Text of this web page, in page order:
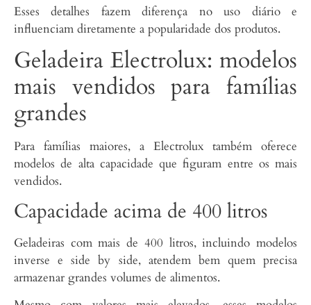
Esses detalhes fazem diferença no uso diário e
influenciam diretamente a popularidade dos produtos.
Geladeira Electrolux: modelos
mais vendidos para famílias
grandes
Para famílias maiores, a Electrolux também oferece
modelos de alta capacidade que figuram entre os mais
vendidos.
Capacidade acima de 400 litros
Geladeiras com mais de 400 litros, incluindo modelos
inverse e side by side, atendem bem quem precisa
armazenar grandes volumes de alimentos.